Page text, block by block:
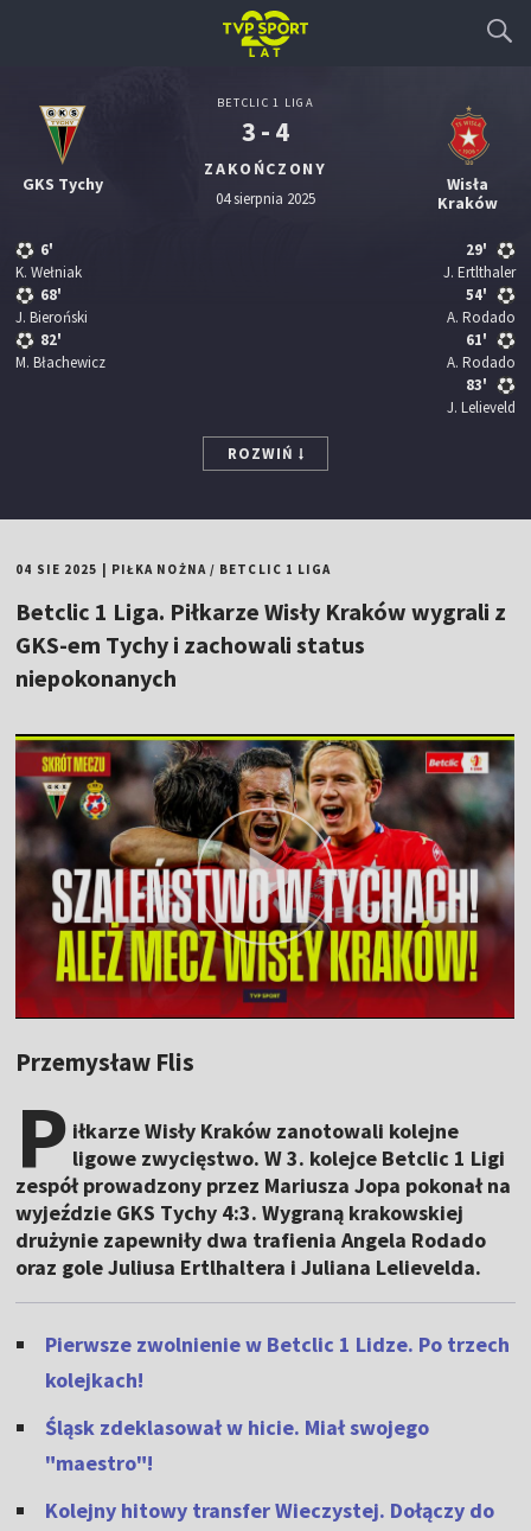
GKS Tychy
6'
K. Wełniak
68'
J. Bieroński
82'
M. Błachewicz
BETCLIC 1 LIGA
3 - 4
ZAKOŃCZONY
04 sierpnia 2025
Wisła
Kraków
29'
J. Ertlthaler
54'
A. Rodado
61'
A. Rodado
83'
J. Lelieveld
ROZWIŃ
04 SIE 2025 PIŁKA NOŻNA/ BETCLIC 1 LIGA
Betclic 1 Liga. Piłkarze Wisły Kraków wygrali z
GKS-em Tychy i zachowali status
niepokonanych
Przemysław Flis
P iłkarze Wisły Kraków zanotowali kolejne
ligowe zwycięstwo. W 3. kolejce Betclic 1 Ligi
zespół prowadzony przez Mariusza Jopa pokonał na
wyjeździe GKS Tychy 4:3. Wygraną krakowskiej
drużynie zapewniły dwa trafienia Angela Rodado
oraz gole Juliusa Ertlhaltera i Juliana Lelievelda.
Pierwsze zwolnienie w Betclic 1 Lidze. Po trzech
kolejkach!
Śląsk zdeklasował w hicie. Miał swojego
"maestro"!
Kolejny hitowy transfer Wieczystej. Dołączy do